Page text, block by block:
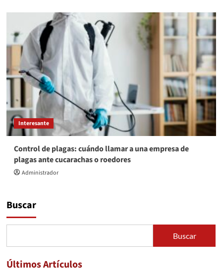
Interesante
Control de plagas: cuándo llamar a una empresa de
plagas ante cucarachas o roedores
Administrador
Buscar
Buscar
Últimos Artículos